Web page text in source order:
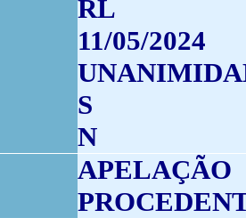
RL
11/05/2024
S
N
APELAÇÃO